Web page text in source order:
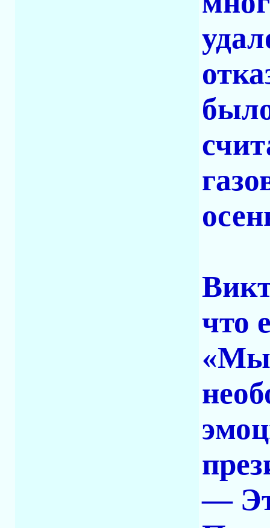
что
«Мы
—